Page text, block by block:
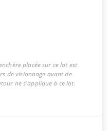
placée sur ce lot est
de visionnage avant de
ne s'applique à ce lot.